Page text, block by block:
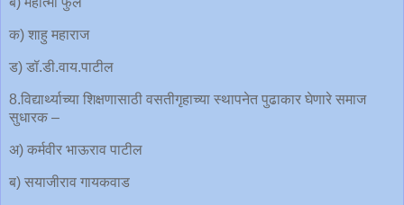
क) शाहु महाराज
ड) डॉ.डी.वाय.पाटील
8.विद्यार्थ्याच्या शिक्षणासाठी वसतीगृहाच्या स्थापनेत पुढाकार घेणारे समाज
सुधारक –
अ) कर्मवीर भाऊराव पाटील
ब) सयाजीराव गायकवाड